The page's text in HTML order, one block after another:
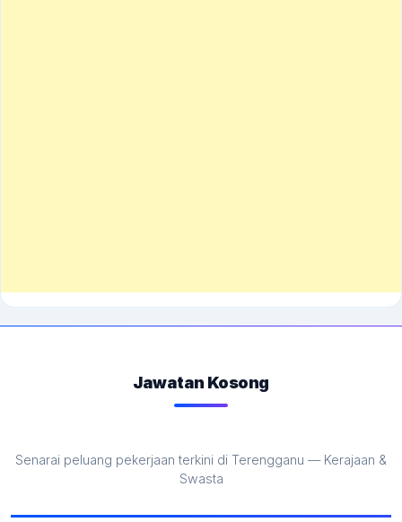
Jawatan Kosong
Senarai peluang pekerjaan terkini di Terengganu — Kerajaan &
Swasta